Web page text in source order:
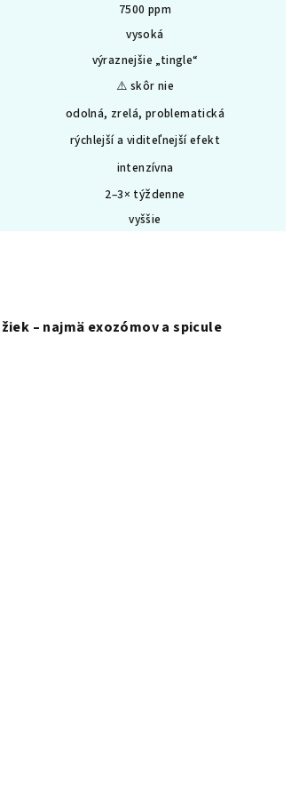
7500 ppm
vysoká
výraznejšie „tingle“
⚠️ skôr nie
odolná, zrelá, problematická
rýchlejší a viditeľnejší efekt
intenzívna
2–3× týždenne
vyššie
– najmä exozómov a spicule